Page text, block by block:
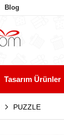
Blog
Tasarım Ürünler
PUZZLE